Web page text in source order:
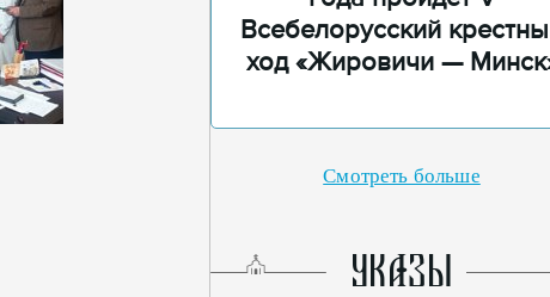
Всебелорусский
ход «Жировичи —
Смотреть больше
УКАЗЫ